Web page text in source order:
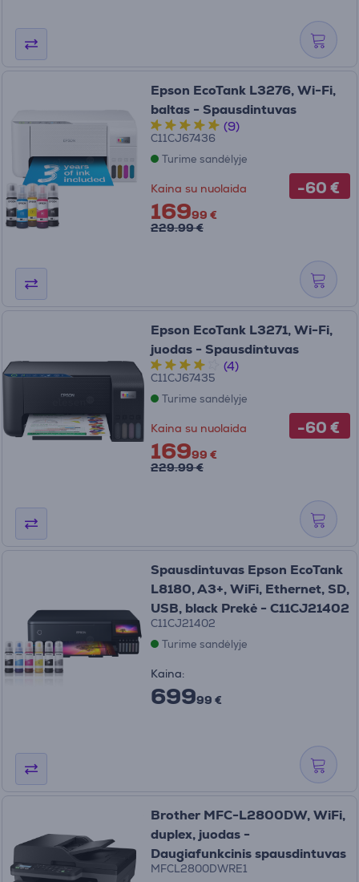
-60 €
Epson EcoTank L3276, Wi-Fi,
baltas - Spausdintuvas
(9)
C11CJ67436
Turime sandėlyje
Kaina su nuolaida
16999 €
229.99 €
-60 €
Epson EcoTank L3271, Wi-Fi,
juodas - Spausdintuvas
(4)
C11CJ67435
Turime sandėlyje
Kaina su nuolaida
16999 €
229.99 €
Spausdintuvas Epson EcoTank
L8180, A3+, WiFi, Ethernet, SD,
USB, black Prekė - C11CJ21402
C11CJ21402
Turime sandėlyje
Kaina:
69999 €
Brother MFC-L2800DW, WiFi,
duplex, juodas -
Daugiafunkcinis spausdintuvas
MFCL2800DWRE1